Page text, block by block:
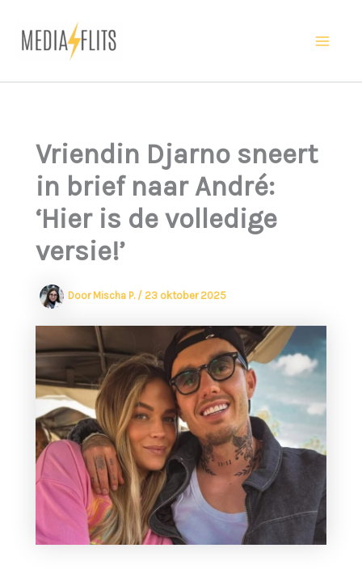
naar
Vriendin Djarno sneert
in brief naar André:
‘Hier is de volledige
versie!’
Door Mischa P. / 23 oktober 2025